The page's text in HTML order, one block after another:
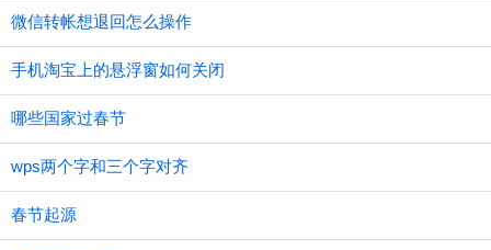
微信转帐想退回怎么操作
手机淘宝上的悬浮窗如何关闭
哪些国家过春节
wps两个字和三个字对齐
春节起源